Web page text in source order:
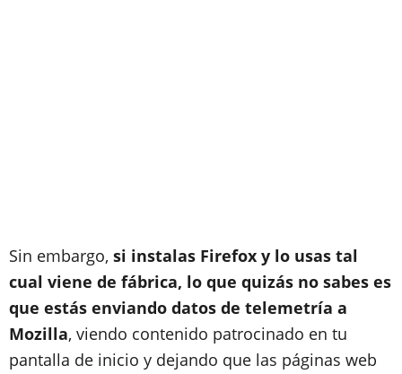
Sin embargo, si instalas Firefox y lo usas tal
cual viene de fábrica, lo que quizás no sabes es
que estás enviando datos de telemetría a
Mozilla, viendo contenido patrocinado en tu
pantalla de inicio y dejando que las páginas web